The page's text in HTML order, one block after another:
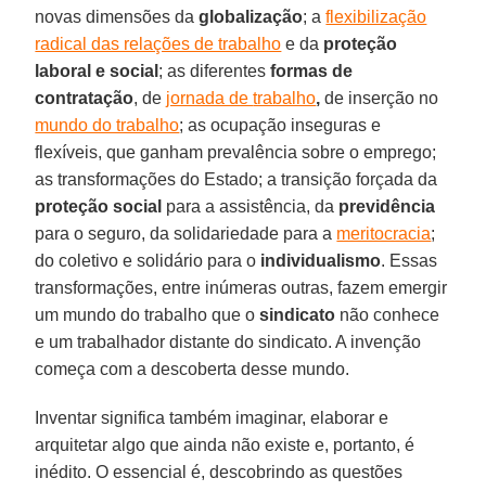
novas dimensões daglobalização; aflexibilização
radical das relações de trabalho e da proteção
laboral e social ; as diferentesformas de
contratação, de jornada detrabalho, de inserção no
mundo do trabalho; as ocupação inseguras e
flexíveis, que ganham prevalência sobre o emprego;
as transformações do Estado; a transição forçada da
proteção social para a assistência, da previdência
para o seguro, da solidariedade para a meritocracia;
do coletivo e solidário para o individualismo. Essas
transformações, entre inúmeras outras, fazem emergir
um mundo do trabalho que osindicato não conhece
e um trabalhador distante do sindicato. A invenção
começa com a descoberta desse mundo.
Inventar significa também imaginar, elaborar e
arquitetar algo que ainda não existe e, portanto, é
inédito. O essencial é, descobrindo as questões